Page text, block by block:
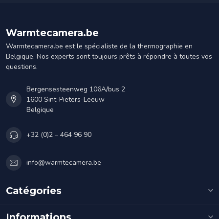
Warmtecamera.be
Warmtecamera.be est le spécialiste de la thermographie en
Belgique. Nos experts sont toujours prêts à répondre à toutes vos
questions.
Bergensesteenweg 106A/bus 2
1600 Sint-Pieters-Leeuw
Belgique
+32 (0)2 – 464 96 90
info@warmtecamera.be
Catégories